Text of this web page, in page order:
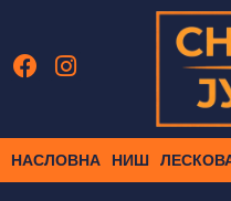
НАСЛОВНА НИШ